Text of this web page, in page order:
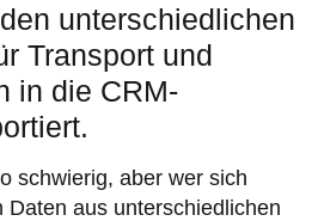
unterschiedlichen
Transport und
in die CRM-
schwierig, aber wer sich
Daten aus unterschiedlichen